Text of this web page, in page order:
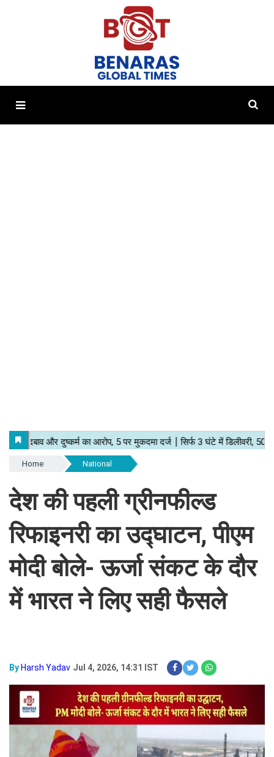
Home National
देश की पहली ग्रीनफील्ड
रिफाइनरी का उद्घाटन, पीएम
मोदी बोले- ऊर्जा संकट के दौर
में भारत ने लिए सही फैसले
By Harsh Yadav Jul 4, 2026, 14:31 IST